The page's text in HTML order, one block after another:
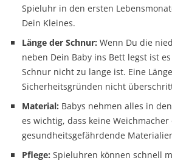
Spieluhr in den ersten
Dein Kleines.
Länge der Schnur: Wenn Du die
neben Dein Baby ins Bett legst ist
Schnur nicht zu lange ist. Eine
Sicherheitsgründen nicht
Material: Babys nehmen alles in
es wichtig, dass keine
gesundheitsgefährdende
Pflege: Spieluhren können schnell